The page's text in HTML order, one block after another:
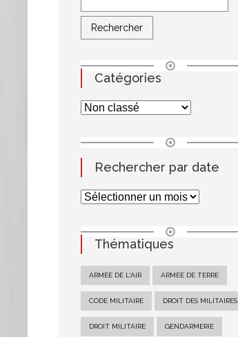
Catégories
Rechercher par date
Thématiques
ARMÉE DE L'AIR ARMÉE DE TERRE
CODE MILITAIRE DROIT DES MILITAIRES
DROIT MILITAIRE GENDARMERIE